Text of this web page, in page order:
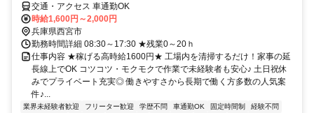
交通・アクセス 車通勤OK
時給1,600円～2,000円
兵庫県西宮市
勤務時間詳細 08:30～17:30 ★残業0～20ｈ
仕事内容 ★稼げる高時給1600円★ 工場内を清掃するだけ！家事の延
長線上でOK コツコツ・モクモクで作業で未経験者も安心♪ 土日祝休
みでプライベート充実◎ 働きやすさから長期で働く方多数の人気案
件♪...
業界未経験者歓迎 フリーター歓迎 学歴不問 車通勤OK 固定時間制
経験不問